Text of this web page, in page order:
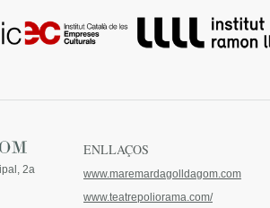
2a
ENLLAÇOS
www.maremardagolldagom.com
www.teatrepoliorama.com/